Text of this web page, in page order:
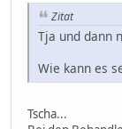
Zitat
Tja und dann
Wie kann es
Tscha...